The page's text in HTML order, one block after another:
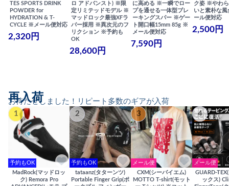
TES SPORTS DRINK
POWDER for
HYDRATION & T-
CYCLE ※メール便対応
2,320円
ロ アドバンスト) ※限
定リミテッドモデル ※
マッドロック最強XFラ
バー採用 ※異次元のフ
リクション ※予約も
OK
28,600円
に高める ※一瞬でロー
プを通せる一体型ブレ
ーキングスパー ※ゲー
ト開口幅15mm 85g ※
メール便対応
7,590円
ク姿 ※やわ
いと素朴な
ール便対応
2,500円
お待たせしました！リピート多数のギアが入荷
再入荷
1
予約もOK
MadRock(マッドロッ
ク) Remora Pro
2
予約もOK
tataanz(タターンツ)
Portable Finger Grip(ポ
3
メール便
CXM(シーバイエム)
MOTTO T-shirt(モット
4
メール便
GUARD-
ックス)